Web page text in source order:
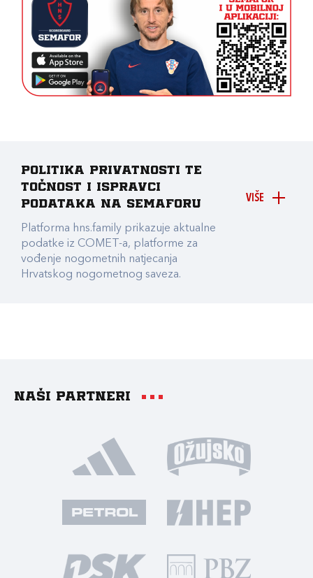
VIŠE
Politika privatnosti te
točnost i ispravci
podataka na Semaforu
Platforma hns.family prikazuje aktualne
podatke iz COMET-a, platforme za
vođenje nogometnih natjecanja
Hrvatskog nogometnog saveza.
Naši partneri